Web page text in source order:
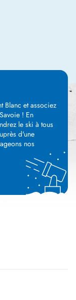
Blanc et associez
! En
le ski à tous
d'une
nos